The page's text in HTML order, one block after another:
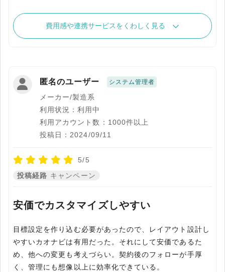
費用感や連携サービスをくわしく見る
匿名のユーザー システム管理者
メーカー/製造系
利用状況：利用中
利用アカウント数：1000件以上
投稿日：2024/09/11
5/5
投稿経路 キャンペーン
安価でカスタマイズしやすい
目標設定を作り込む必要があったので、レイアウト設計し
やすいカオナビは有用だった。それにして安価であるた
め、他への変更も考えづらい。契約後のフォローが手厚
く、管理にも想像以上に効率化できている。